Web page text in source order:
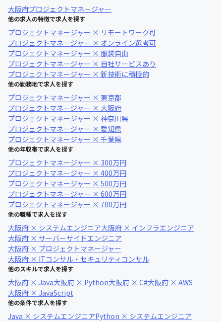
大阪府プロジェクトマネージャー
他の求人の特徴で求人を探す
プロジェクトマネージャー × リモートワーク可
プロジェクトマネージャー × オンライン選考可
プロジェクトマネージャー × 服装自由
プロジェクトマネージャー × 自社サービスあり
プロジェクトマネージャー × 新技術に積極的
他の勤務地で求人を探す
プロジェクトマネージャー × 東京都
プロジェクトマネージャー × 大阪府
プロジェクトマネージャー × 神奈川県
プロジェクトマネージャー × 愛知県
プロジェクトマネージャー × 千葉県
他の年収帯で求人を探す
プロジェクトマネージャー × 300万円
プロジェクトマネージャー × 400万円
プロジェクトマネージャー × 500万円
プロジェクトマネージャー × 600万円
プロジェクトマネージャー × 700万円
他の職種で求人を探す
大阪府 × システムエンジニア大阪府 × インフラエンジニア
大阪府 × サーバーサイドエンジニア
大阪府 × プロジェクトマネージャー
大阪府 × ITコンサル・セキュリティコンサル
他のスキルで求人を探す
大阪府 × Java大阪府 × Python大阪府 × C#大阪府 × AWS
大阪府 × JavaScript
他の条件で求人を探す
Java × システムエンジニアPython × システムエンジニア